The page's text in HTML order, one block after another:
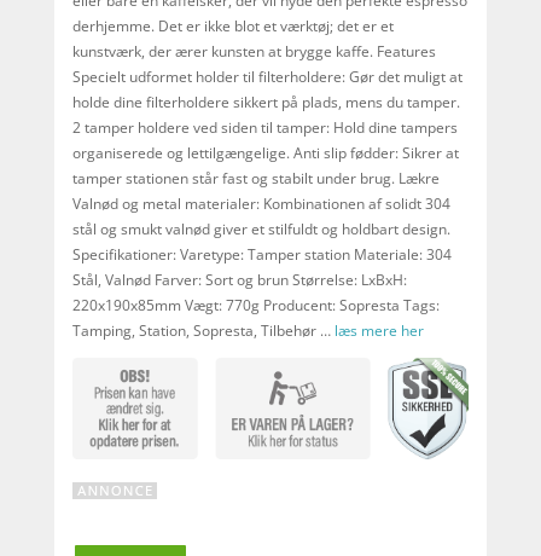
derhjemme. Det er ikke blot et værktøj; det er et
kunstværk, der ærer kunsten at brygge kaffe. Features
Specielt udformet holder til filterholdere: Gør det muligt at
holde dine filterholdere sikkert på plads, mens du tamper.
2 tamper holdere ved siden til tamper: Hold dine tampers
organiserede og lettilgængelige. Anti slip fødder: Sikrer at
tamper stationen står fast og stabilt under brug. Lækre
Valnød og metal materialer: Kombinationen af solidt 304
stål og smukt valnød giver et stilfuldt og holdbart design.
Specifikationer: Varetype: Tamper station Materiale: 304
Stål, Valnød Farver: Sort og brun Størrelse: LxBxH:
220x190x85mm Vægt: 770g Producent: Sopresta Tags:
Tamping, Station, Sopresta, Tilbehør … læs mere her